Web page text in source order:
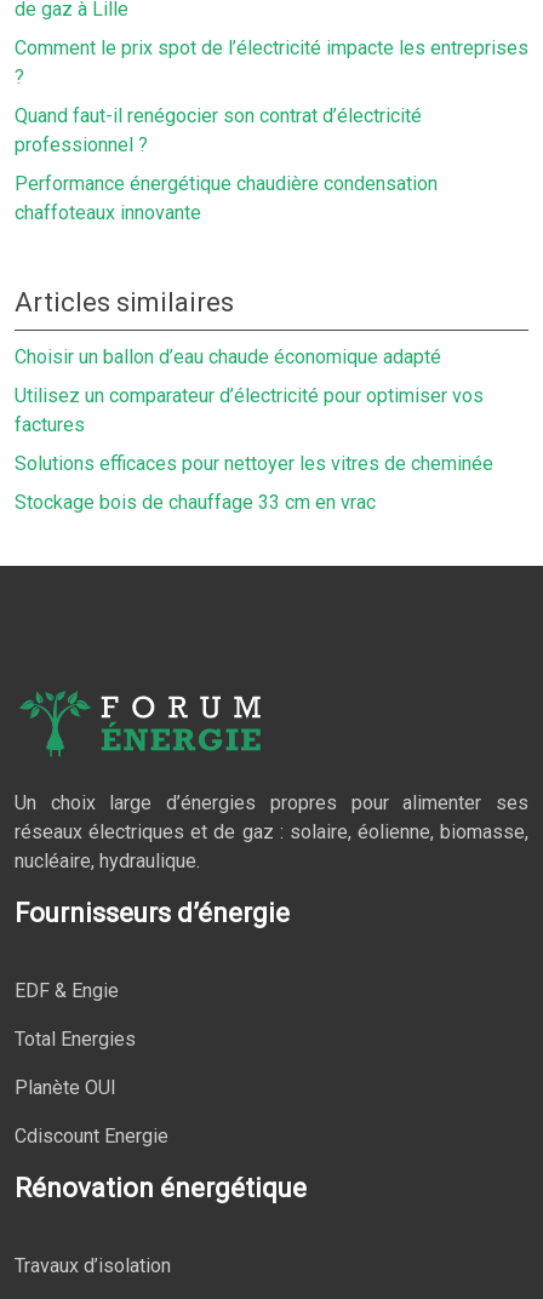
de gaz à Lille
Comment le prix spot de l’électricité impacte les entreprises
?
Quand faut-il renégocier son contrat d’électricité
professionnel ?
Performance énergétique chaudière condensation
chaffoteaux innovante
Articles similaires
Choisir un ballon d’eau chaude économique adapté
Utilisez un comparateur d’électricité pour optimiser vos
factures
Solutions efficaces pour nettoyer les vitres de cheminée
Stockage bois de chauffage 33 cm en vrac
Un choix large d’énergies propres pour alimenter ses
réseaux électriques et de gaz : solaire, éolienne, biomasse,
nucléaire, hydraulique.
Fournisseurs d’énergie
EDF & Engie
Total Energies
Planète OUI
Cdiscount Energie
Rénovation énergétique
Travaux d’isolation